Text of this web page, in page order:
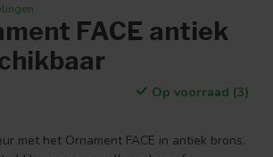
FACE antiek
Op voorraad (3)
met het Ornament FACE in antiek brons.